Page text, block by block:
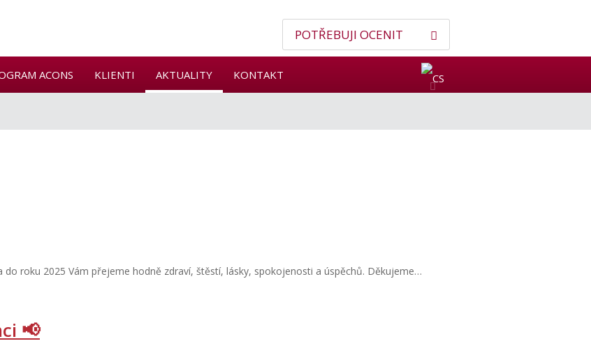
POTŘEBUJI OCENIT
ACONS KLIENTI AKTUALITY KONTAKT
roku 2025 Vám přejeme hodně zdraví, štěstí, lásky, spokojenosti a úspěchů. Děkujeme…
📢